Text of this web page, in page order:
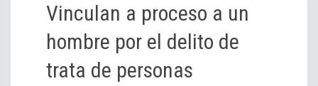
Vinculan a proceso a un
hombre por el delito de
trata de personas